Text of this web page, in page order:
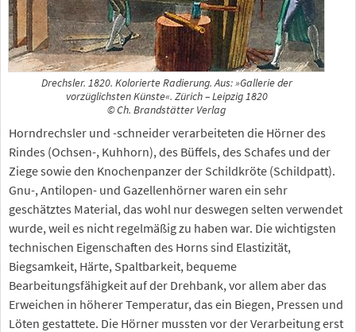
Drechsler. 1820. Kolorierte Radierung. Aus: »Gallerie der
vorzüglichsten Künste«. Zürich – Leipzig 1820
© Ch. Brandstätter Verlag
Horndrechsler und -schneider verarbeiteten die Hörner des
Rindes (Ochsen-, Kuhhorn), des Büffels, des Schafes und der
Ziege sowie den Knochenpanzer der Schildkröte (Schildpatt).
Gnu-, Antilopen- und Gazellenhörner waren ein sehr
geschätztes Material, das wohl nur deswegen selten verwendet
wurde, weil es nicht regelmäßig zu haben war. Die wichtigsten
technischen Eigenschaften des Horns sind Elastizität,
Biegsamkeit, Härte, Spaltbarkeit, bequeme
Bearbeitungsfähigkeit auf der Drehbank, vor allem aber das
Erweichen in höherer Temperatur, das ein Biegen, Pressen und
Löten gestattete. Die Hörner mussten vor der Verarbeitung erst